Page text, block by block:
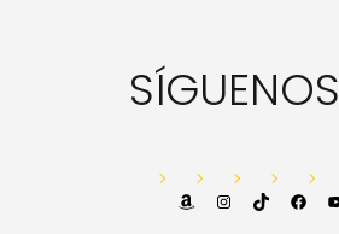
AmazonInstagram
TikTok